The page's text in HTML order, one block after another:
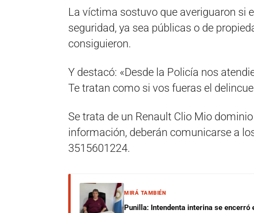
La víctima sostuvo que averiguaron si
seguridad, ya sea públicas o de
consiguieron.
Y destacó: «Desde la Policía nos
Te tratan como si vos fueras el
Se trata de un Renault Clio Mio
información, deberán comunicarse a
3515601224.
MIRÁ TAMBIÉN
Punilla: Intendenta interina se encerró